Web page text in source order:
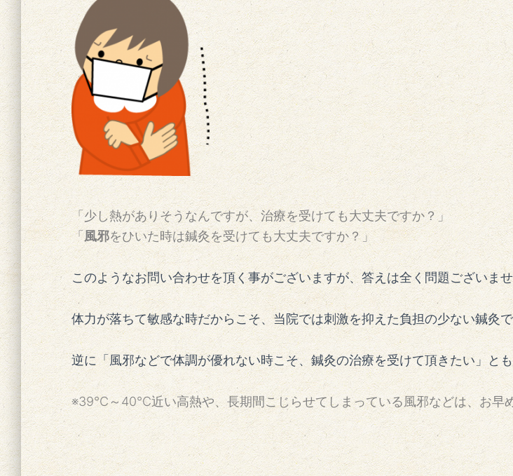
「少し熱がありそうなんですが、治療を受けても大丈夫ですか？」
「風邪をひいた時は鍼灸を受けても大丈夫ですか？」
このようなお問い合わせを頂く事がございますが、答えは全く問題ございま
体力が落ちて敏感な時だからこそ、当院では刺激を抑えた負担の少ない鍼灸
逆に「風邪などで体調が優れない時こそ、鍼灸の治療を受けて頂きたい」とも
※39℃～40℃近い高熱や、長期間こじらせてしまっている風邪などは、お早